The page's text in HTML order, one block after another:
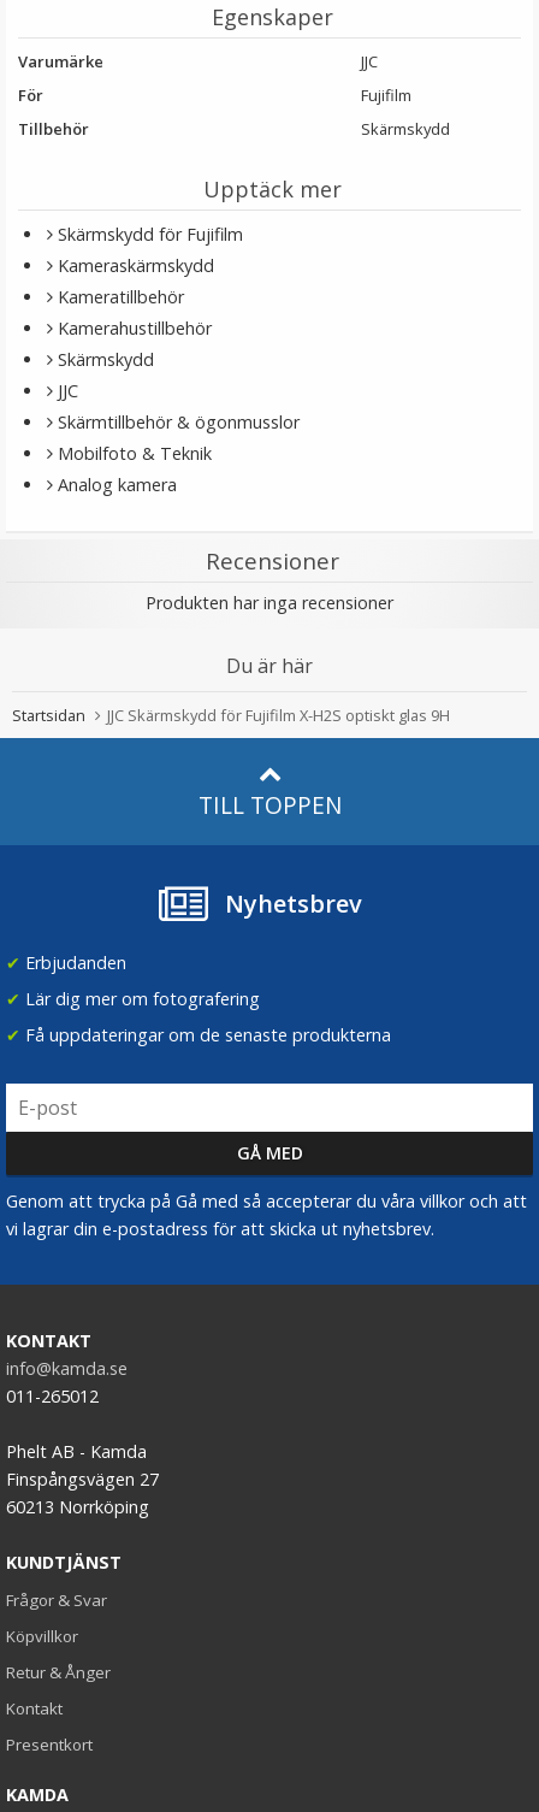
Egenskaper
Varumärke
JJC
För
Fujifilm
Tillbehör
Skärmskydd
Upptäck mer
Skärmskydd för Fujifilm
Kameraskärmskydd
Kameratillbehör
Kamerahustillbehör
Skärmskydd
JJC
Skärmtillbehör & ögonmusslor
Mobilfoto & Teknik
Analog kamera
Recensioner
Produkten har inga recensioner
Du är här
Startsidan JJC Skärmskydd för Fujifilm X-H2S optiskt glas 9H
TILL TOPPEN
Nyhetsbrev
✔ Erbjudanden
✔ Lär dig mer om fotografering
✔ Få uppdateringar om de senaste produkterna
Genom att trycka på Gå med så accepterar du våra villkor och att
vi lagrar din e-postadress för att skicka ut nyhetsbrev.
KONTAKT
info@kamda.se
011-265012
Phelt AB - Kamda
Finspångsvägen 27
60213 Norrköping
KUNDTJÄNST
Frågor & Svar
Köpvillkor
Retur & Ånger
Kontakt
Presentkort
KAMDA